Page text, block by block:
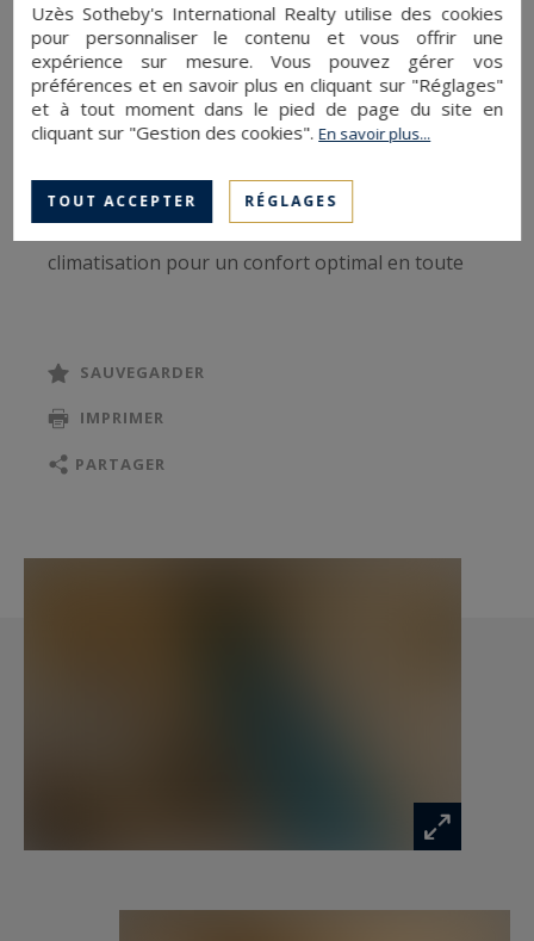
buanderie.
Trois suites lumineuses, chacune disposant de
sa propre salle d'eau, WC et espace de
rangement, dont l'une aménagée dans un esprit
bureau privatif.
Des prestations de qualité, avec notamment la
climatisation pour un confort optimal en toute
SAUVEGARDER
IMPRIMER
PARTAGER
Uzès Sotheby's International Realty utilise des cookies
pour personnaliser le contenu et vous offrir une
expérience sur mesure. Vous pouvez gérer vos
préférences et en savoir plus en cliquant sur "Réglages"
et à tout moment dans le pied de page du site en
cliquant sur "Gestion des cookies".En savoir plus...
TOUT ACCEPTER RÉGLAGES